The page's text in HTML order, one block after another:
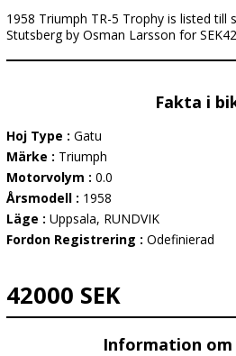
1958 Triumph TR-5 Trophy is listed till
Stutsberg by Osman Larsson for
Fakta i
Hoj Type : Gatu
Märke : Triumph
Motorvolym : 0.0
Årsmodell : 1958
Läge : Uppsala, RUNDVIK
Fordon Registrering : Odefinierad
42000 SEK
Information om